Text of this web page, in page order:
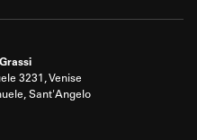
3231, Venise
Sant'Angelo